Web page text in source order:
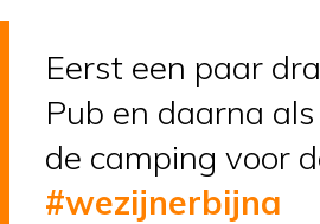
Eerst een paar
Pub en daarna
de camping voor
#wezijnerbijna